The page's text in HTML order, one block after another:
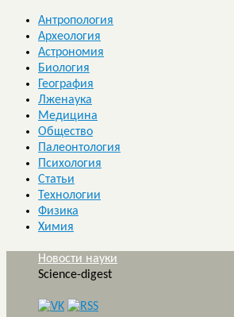
Антропология
Археология
Астрономия
Биология
География
Лженаука
Медицина
Общество
Палеонтология
Психология
Статьи
Технологии
Физика
Химия
Новости науки
Science-digest